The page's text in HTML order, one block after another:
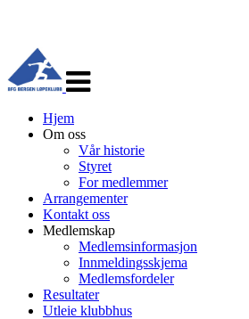
navigasjon
Hjem
Om oss
Vår historie
Styret
For medlemmer
Arrangementer
Kontakt oss
Medlemskap
Medlemsinformasjon
Innmeldingsskjema
Medlemsfordeler
Resultater
Utleie klubbhus